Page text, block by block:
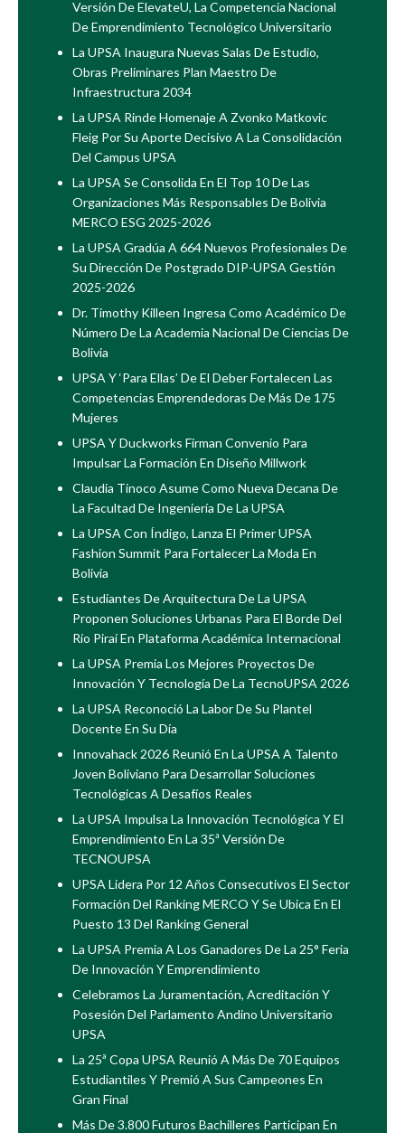
Versión De ElevateU, La Competencia Nacional
De Emprendimiento Tecnológico Universitario
La UPSA Inaugura Nuevas Salas De Estudio,
Obras Preliminares Plan Maestro De
Infraestructura 2034
La UPSA Rinde Homenaje A Zvonko Matkovic
Fleig Por Su Aporte Decisivo A La Consolidación
Del Campus UPSA
La UPSA Se Consolida En El Top 10 De Las
Organizaciones Más Responsables De Bolivia
MERCO ESG 2025-2026
La UPSA Gradúa A 664 Nuevos Profesionales De
Su Dirección De Postgrado DIP-UPSA Gestión
2025-2026
Dr. Timothy Killeen Ingresa Como Académico De
Número De La Academia Nacional De Ciencias De
Bolivia
UPSA Y ‘Para Ellas’ De El Deber Fortalecen Las
Competencias Emprendedoras De Más De 175
Mujeres
UPSA Y Duckworks Firman Convenio Para
Impulsar La Formación En Diseño Millwork
Claudia Tinoco Asume Como Nueva Decana De
La Facultad De Ingeniería De La UPSA
La UPSA Con Índigo, Lanza El Primer UPSA
Fashion Summit Para Fortalecer La Moda En
Bolivia
Estudiantes De Arquitectura De La UPSA
Proponen Soluciones Urbanas Para El Borde Del
Río Piraí En Plataforma Académica Internacional
La UPSA Premia Los Mejores Proyectos De
Innovación Y Tecnología De La TecnoUPSA 2026
La UPSA Reconoció La Labor De Su Plantel
Docente En Su Día
Innovahack 2026 Reunió En La UPSA A Talento
Joven Boliviano Para Desarrollar Soluciones
Tecnológicas A Desafíos Reales
La UPSA Impulsa La Innovación Tecnológica Y El
Emprendimiento En La 35ª Versión De
TECNOUPSA
UPSA Lidera Por 12 Años Consecutivos El Sector
Formación Del Ranking MERCO Y Se Ubica En El
Puesto 13 Del Ranking General
La UPSA Premia A Los Ganadores De La 25° Feria
De Innovación Y Emprendimiento
Celebramos La Juramentación, Acreditación Y
Posesión Del Parlamento Andino Universitario
UPSA
La 25ª Copa UPSA Reunió A Más De 70 Equipos
Estudiantiles Y Premió A Sus Campeones En
Gran Final
Más De 3.800 Futuros Bachilleres Participan En